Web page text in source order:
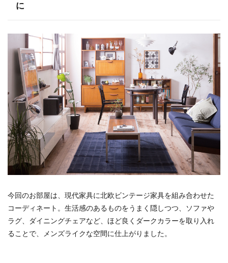
に
今回のお部屋は、現代家具に北欧ビンテージ家具を組み合わせた
コーディネート。生活感のあるものをうまく隠しつつ、ソファや
ラグ、ダイニングチェアなど、ほど良くダークカラーを取り入れ
ることで、メンズライクな空間に仕上がりました。